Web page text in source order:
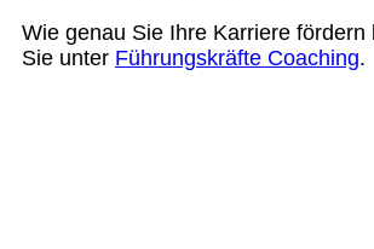
Wie genau Sie Ihre Karriere fördern
Sie unter Führungskräfte Coaching.